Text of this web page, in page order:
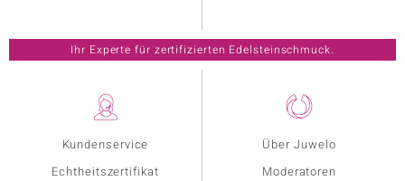
Kundenservice
Echtheitszertifikat
Über Juwelo
Moderatoren
Ihr Experte für zertifizierten Edelsteinschmuck.